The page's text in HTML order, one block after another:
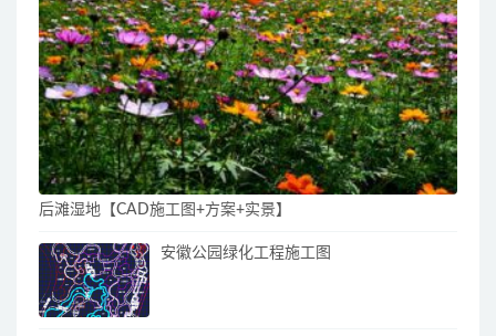
后滩湿地【CAD施工图+方案+实景】
安徽公园绿化工程施工图